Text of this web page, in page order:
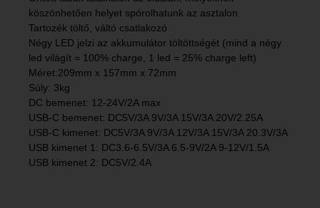
köszönhetően helyet spórolhatunk az asztalon
Tartozék töltő, váltó csatlakozó
Négy LED jelzi az akkumulátor töltöttségét (mind a négy
led világít = 100% charge, 1 led = 25% charge left)
Méret:209mm x 157mm x 72mm
Súly: 3kg
DC bemenet: 12-24V/2A max
USB-C bemenet: DC5V/3A 9V/3A 15V/3A 20V/2.25A
USB-C kimenet: DC5V/3A 9V/3A 12V/3A 15V/3A 20.3V/3A
USB kimenet 1: DC3.6-6.5V/3A 6.5-9V/2A 9-12V/1.5A
USB kimenet 2: DC5V/2.4A